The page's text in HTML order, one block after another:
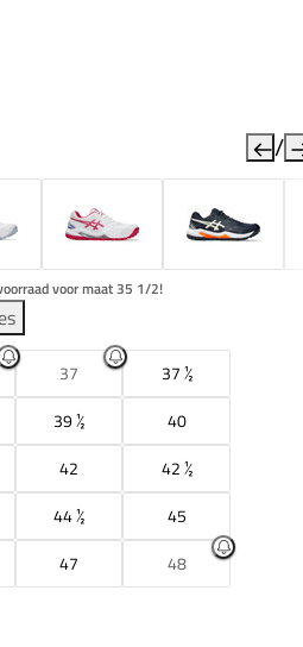
/
voor maat 35 1/2!
37
37 ½
39 ½
40
42
42 ½
44 ½
45
47
48